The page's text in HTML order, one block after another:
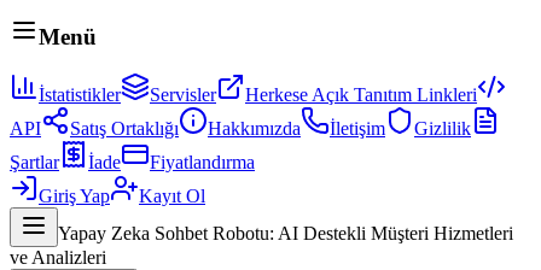
Menü
İstatistikler Servisler
Herkese Açık Tanıtım Linkleri
API
Satış Ortaklığı Hakkımızda İletişim
Gizlilik
Şartlar
İade
Fiyatlandırma
Giriş Yap
Kayıt Ol
Yapay Zeka Sohbet Robotu: AI Destekli Müşteri Hizmetleri
ve Analizleri